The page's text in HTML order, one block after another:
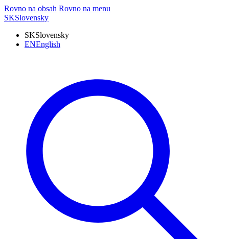
Rovno na obsah Rovno na menu
SKSlovensky
SKSlovensky
ENEnglish